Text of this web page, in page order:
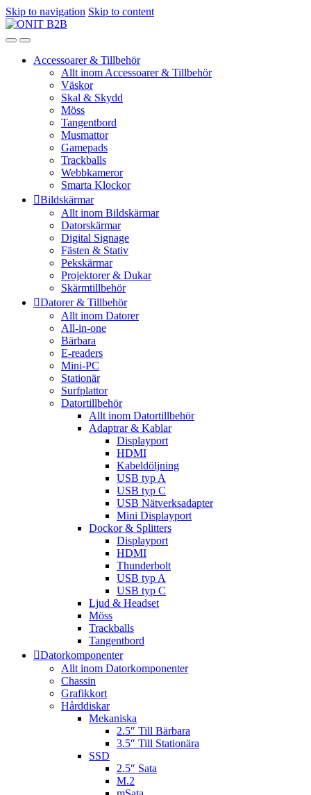
Skip to navigation Skip to content
Accessoarer & Tillbehör
Allt inom Accessoarer & Tillbehör
Väskor
Skal & Skydd
Möss
Tangentbord
Musmattor
Gamepads
Trackballs
Webbkameror
Smarta Klockor
Bildskärmar
Allt inom Bildskärmar
Datorskärmar
Digital Signage
Fästen & Stativ
Pekskärmar
Projektorer & Dukar
Skärmtillbehör
Datorer & Tillbehör
Allt inom Datorer
All-in-one
Bärbara
E-readers
Mini-PC
Stationär
Surfplattor
Datortillbehör
Allt inom Datortillbehör
Adaptrar & Kablar
Displayport
HDMI
Kabeldöljning
USB typ A
USB typ C
USB Nätverksadapter
Mini Displayport
Dockor & Splitters
Displayport
HDMI
Thunderbolt
USB typ A
USB typ C
Ljud & Headset
Möss
Trackballs
Tangentbord
Datorkomponenter
Allt inom Datorkomponenter
Chassin
Grafikkort
Hårddiskar
Mekaniska
2.5″ Till Bärbara
3.5″ Till Stationära
SSD
2.5″ Sata
M.2